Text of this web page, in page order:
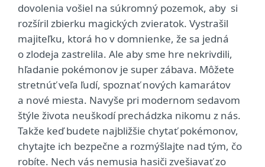
dovolenia vošiel na súkromný pozemok, aby si
rozšíril zbierku magických zvieratok. Vystrašil
majiteľku, ktorá ho v domnienke, že sa jedná
o zlodeja zastrelila. Ale aby sme hre nekrivdili,
hľadanie pokémonov je super zábava. Môžete
stretnúť veľa ľudí, spoznať nových kamarátov
a nové miesta. Navyše pri modernom sedavom
štýle života neuškodí prechádzka nikomu z nás.
Takže keď budete najbližšie chytať pokémonov,
chytajte ich bezpečne a rozmýšlajte nad tým, čo
robíte. Nech vás nemusia hasiči zvešiavať zo